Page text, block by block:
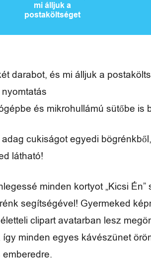
mi álljuk a
postaköltséget
darabot, és mi álljuk a
és mikrohullámú sütőbe is
cukiságot egyedi
látható!
minden kortyot „Kicsi Én”
segítségével! Gyermeked
clipart avatarban lesz
minden egyes kávészünet